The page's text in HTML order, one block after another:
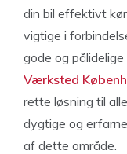
din bil effektivt
vigtige i
gode og
Værksted
rette løsning til
dygtige og
af dette område.